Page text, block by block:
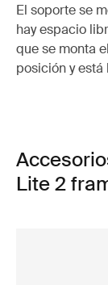
El soporte se
hay espacio
que se monta
posición y
Lite 2